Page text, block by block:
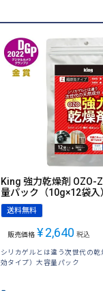
King 強力乾燥剤 OZO-
量パック（10g×12袋入
送料無料
販売価格 ¥2,640 税込
シリカゲルとは違う次世代の乾
効タイプ）大容量パック